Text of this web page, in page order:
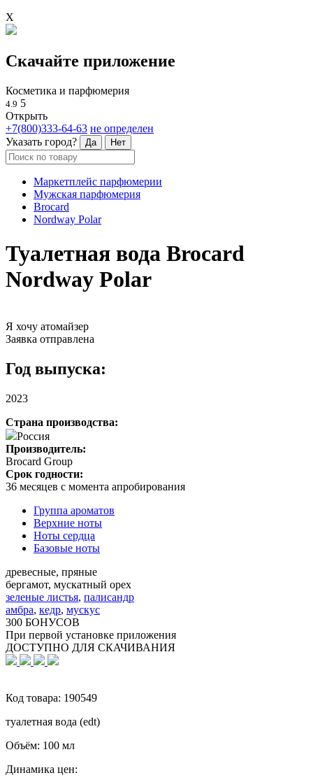
X
Скачайте приложение
Косметика и парфюмерия
4.9 5
Открыть
+7(800)333-64-63 не определен
Указать город?
Да Нет
Маркетплейс парфюмерии
Мужская парфюмерия
Brocard
Nordway Polar
Туалетная вода Brocard
Nordway Polar
Я хочу атомайзер
Заявка отправлена
Год выпуска:
2023
Страна производства:
Россия
Производитель:
Brocard Group
Срок годности:
36 месяцев с момента апробирования
Группа ароматов
Верхние ноты
Ноты сердца
Базовые ноты
древесные, пряные
бергамот, мускатный орех
зеленые листья, палисандр
амбра, кедр, мускус
300 БОНУСОВ
При первой установке приложения
ДОСТУПНО ДЛЯ СКАЧИВАНИЯ
Код товара: 190549
туалетная вода (edt)
Объём: 100 мл
Динамика цен: